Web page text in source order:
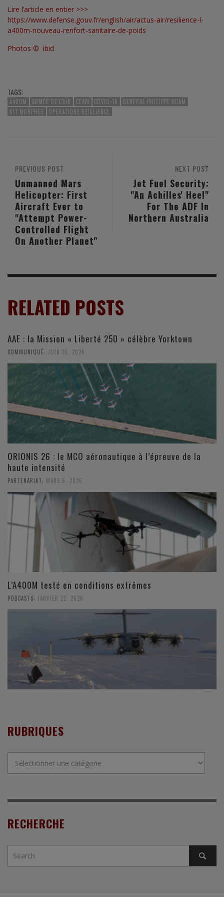
Lire l’article en entier >>>
https://www.defense.gouv.fr/english/air/actus-air/resilience-l-
a400m-nouveau-renfort-sanitaire-de-poids
Photos © ibid
TAGS:
A400M ARMÉE DE L'AIR CEAM COVID-19
GENERAL PHILIPPE ADAM
KIT MORPHEE
OPERATIONE REISLIENCE
NEXT POST
Jet Fuel Security:
"An Achilles' Heel"
For The ADF In
Northern Australia
PREVIOUS POST
Unmanned Mars
Helicopter: First
Aircraft Ever to
"Attempt Power-
Controlled Flight
On Another Planet"
RELATED POSTS
AAE : la Mission « Liberté 250 » célèbre Yorktown
COMMUNIQUÉ JUIN 16, 2026
ORIONIS 26 : le MCO aéronautique à l’épreuve de la
haute intensité
PARTENARIAT MARS 6, 2026
L’A400M testé en conditions extrêmes
PODCASTS JANVIER 22, 2026
RUBRIQUES
RECHERCHE